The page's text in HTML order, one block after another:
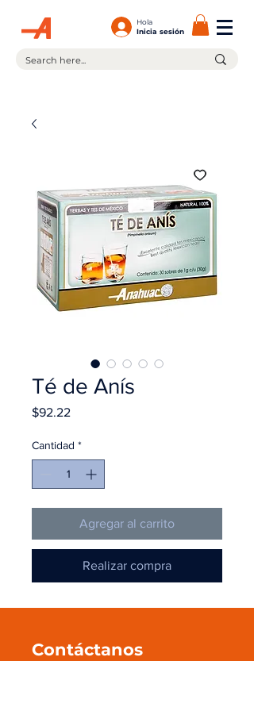
Hola
Inicia sesión
Té de Anís
$92.22Precio
Cantidad *
Agregar al carrito
Realizar compra
Contáctanos